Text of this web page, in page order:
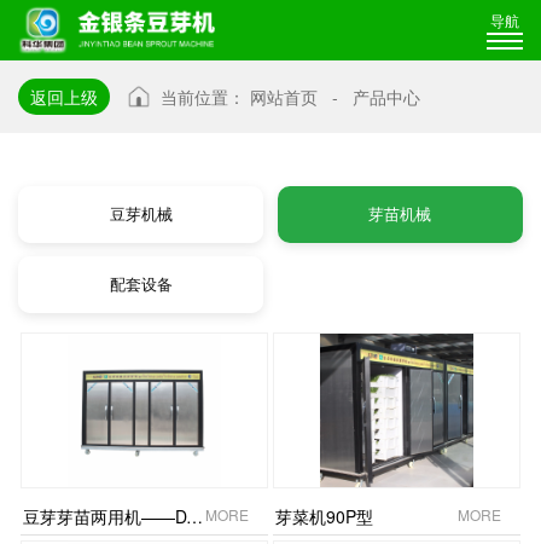
导航
返回上级 当前位置： 网站首页 - 产品中心
豆芽机械 芽苗机械
配套设备
豆芽芽苗两用机——DYJ-K-30P3 MORE 芽菜机90P型 MORE